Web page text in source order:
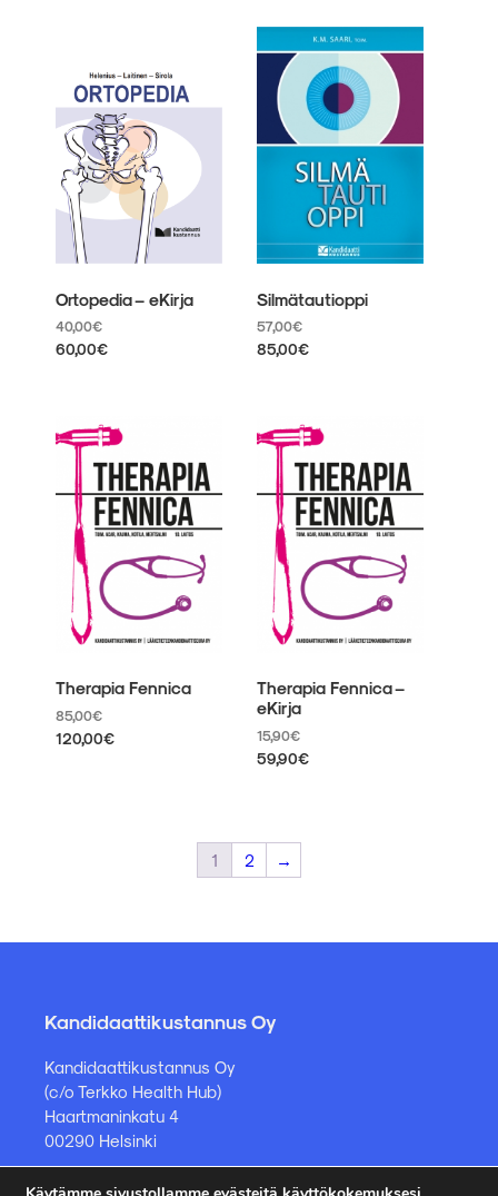
Voit
tehdä
valinnat
tuotteen
sivulla.
useampi
muunnelma.
Voit
tehdä
valinnat
tuotteen
sivulla.
Ortopedia – eKirja
40,00€
60,00€
useampi
muunnelma.
Voit
tehdä
valinnat
tuotteen
sivulla.
Silmätautioppi
57,00€
85,00€
useampi
muunnelma.
Voit
tehdä
valinnat
tuotteen
sivulla.
Therapia Fennica
85,00€
120,00€
sivulla.
Therapia Fennica –
eKirja
15,90€
59,90€
useampi
muunnelma.
Voit
tuotteen
1 2 →
Kandidaattikustannus Oy
Kandidaattikustannus Oy
(c/o Terkko Health Hub)
Haartmaninkatu 4
00290 Helsinki